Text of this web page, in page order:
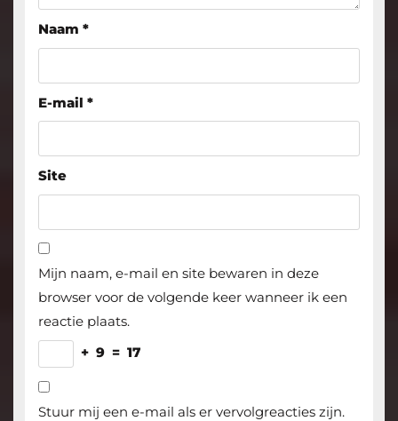
Naam *
E-mail *
Site
Mijn naam, e-mail en site bewaren in deze
browser voor de volgende keer wanneer ik een
reactie plaats.
+ 9 = 17
Stuur mij een e-mail als er vervolgreacties zijn.